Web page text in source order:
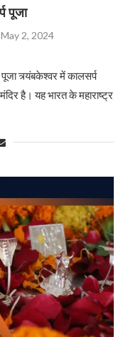
पूजा
May 2, 2024
त्र्यंबकेश्वर में कालसर्प
है। यह भारत के महाराष्ट्र